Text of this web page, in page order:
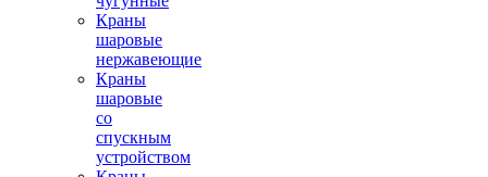
Краны
шаровые
нержавеющие
Краны
шаровые
со
спускным
устройством